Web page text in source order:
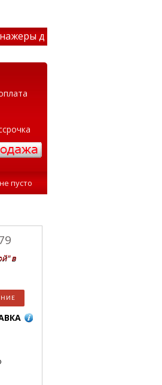
до 15% Звони! ✔ Бесплатная
пусто
в